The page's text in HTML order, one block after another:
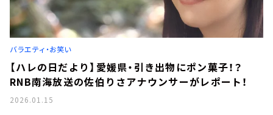
バラエティ・お笑い
【ハレの日だより】愛媛県・引き出物にポン菓子！？
RNB南海放送の佐伯りさアナウンサーがレポート！
2026.01.15